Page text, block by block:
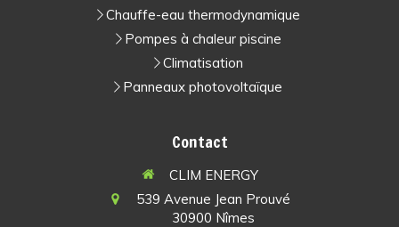
Chauffe-eau thermodynamique
Pompes à chaleur piscine
Climatisation
Panneaux photovoltaïque
Contact
CLIM ENERGY
539 Avenue Jean Prouvé
30900 Nîmes